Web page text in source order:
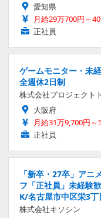
愛知県
月給29万700円～
正社員
ゲームモニター・未
全週休2日制
株式会社プロジェクト
大阪府
月給31万9,700円～
正社員
「新卒・27卒」アニ
フ「正社員」未経験
K/名古屋市中区栄3丁
株式会社キソシン